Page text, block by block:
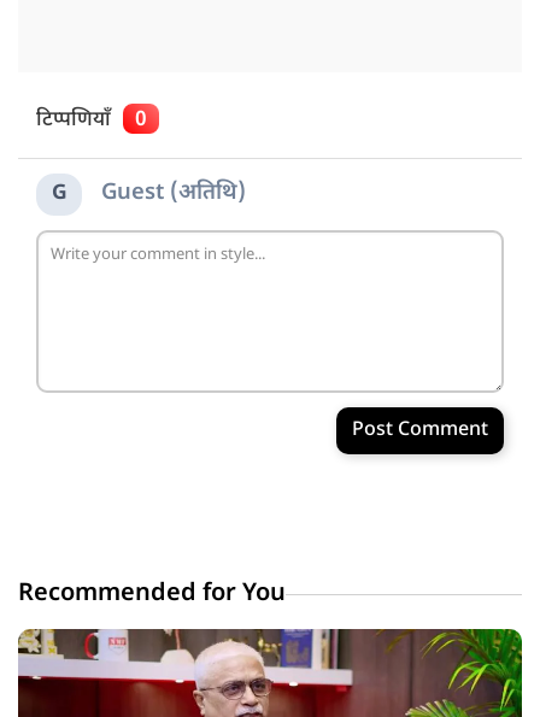
टिप्पणियाँ 0
G Guest (अतिथि)
Post Comment
Recommended for You